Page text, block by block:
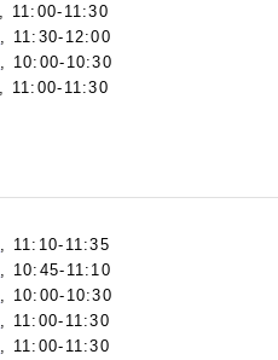
, 11:00-11:30
, 11:30-12:00
, 10:00-10:30
, 11:00-11:30
, 11:10-11:35
, 10:45-11:10
, 10:00-10:30
, 11:00-11:30
, 11:00-11:30